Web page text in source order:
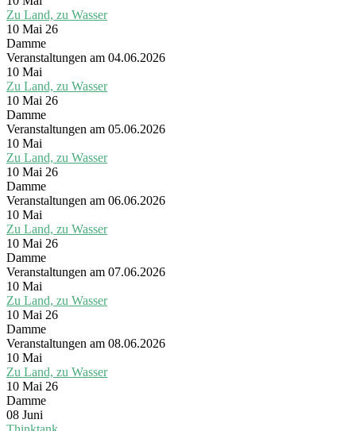
Zu Land, zu Wasser
10 Mai 26
Damme
Veranstaltungen am 04.06.2026
10 Mai
Zu Land, zu Wasser
10 Mai 26
Damme
Veranstaltungen am 05.06.2026
10 Mai
Zu Land, zu Wasser
10 Mai 26
Damme
Veranstaltungen am 06.06.2026
10 Mai
Zu Land, zu Wasser
10 Mai 26
Damme
Veranstaltungen am 07.06.2026
10 Mai
Zu Land, zu Wasser
10 Mai 26
Damme
Veranstaltungen am 08.06.2026
10 Mai
Zu Land, zu Wasser
10 Mai 26
Damme
08 Juni